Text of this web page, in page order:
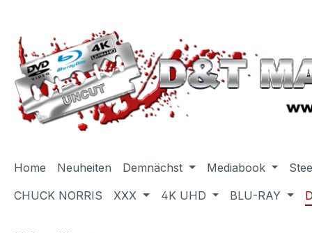
Home Neuheiten Demnächst Mediabook
CHUCK NORRIS
XXX 4K UHD BLU-RAY